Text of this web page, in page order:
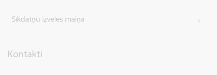
Sīkdatņu izvēles maiņa
Kontakti